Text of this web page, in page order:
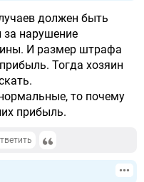
должен быть
нарушение
И размер штрафа
Тогда хозяин
то почему
прибыль.